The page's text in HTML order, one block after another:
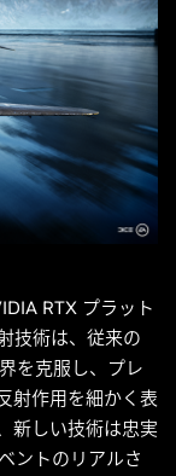
RTX プラット
技術は、従来の
を克服し、プレ
射作用を細かく表
新しい技術は忠実
ントのリアルさ